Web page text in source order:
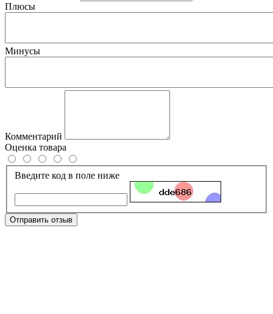
Плюсы
Минусы
Комментарий
Оценка товара
Введите код в поле ниже
Отправить отзыв